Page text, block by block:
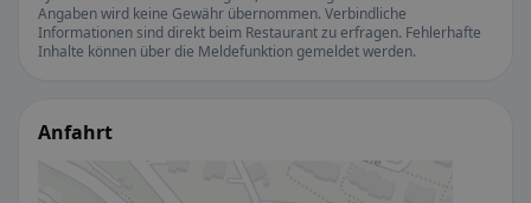
Angaben wird keine Gewähr übernommen. Verbindliche
Informationen sind direkt beim Restaurant zu erfragen. Fehlerhafte
Inhalte können über die Meldefunktion gemeldet werden.
Anfahrt